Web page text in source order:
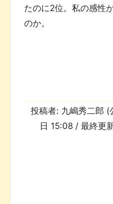
たのに2位。私の感性
のか。
投稿者: 九嶋秀二郎 (
日 15:08 / 最終更